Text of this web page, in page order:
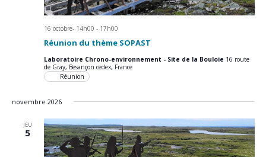
Réunion du thème SOPAST
16 octobre- 14h00 - 17h00
Laboratoire Chrono-environnement - Site de la Bouloie 16 route
de Gray, Besançon cedex, France
Réunion
novembre 2026
JEU
5